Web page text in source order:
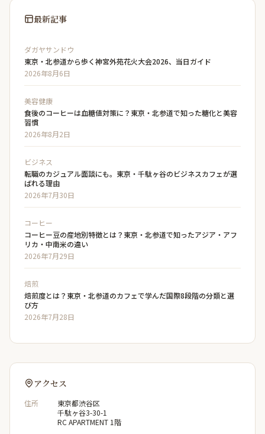
最新記事
ダガヤサンドウ
東京・北参道から歩く神宮外苑花火大会2026、当日ガイド
2026年8月6日
美容健康
食後のコーヒーは血糖値対策に？東京・北参道で知った糖化と美容
習慣
2026年8月2日
ビジネス
転職のカジュアル面談にも。東京・千駄ヶ谷のビジネスカフェが選
ばれる理由
2026年7月30日
コーヒー
コーヒー豆の産地別特徴とは？東京・北参道で知ったアジア・アフ
リカ・中南米の違い
2026年7月29日
焙煎
焙煎度とは？東京・北参道のカフェで学んだ国際8段階の分類と選
び方
2026年7月28日
アクセス
住所
東京都渋谷区
千駄ヶ谷3-30-1
RC APARTMENT 1階